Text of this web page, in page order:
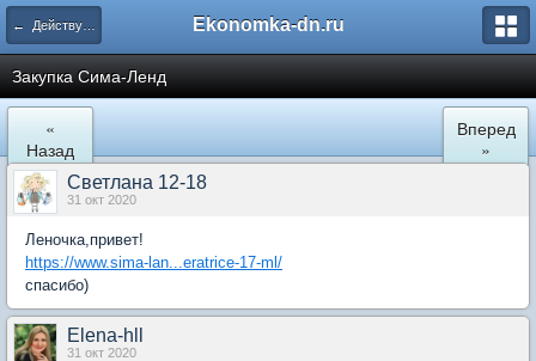
← Действующие закупки Ekonomka-dn.ru
Закупка Сима-Ленд
«
Назад
Вперед
»
Светлана 12-18
31 окт 2020
Леночка,привет!
https://www.sima-lan...eratrice-17-ml/
спасибо)
Elena-hll
31 окт 2020